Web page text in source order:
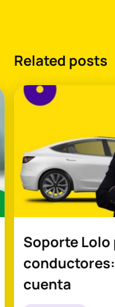
Related posts
Soporte Lolo
cuenta